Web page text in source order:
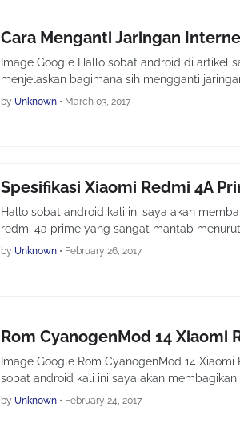
Cara Menganti Jaringan
Image Google Hallo sobat android di artikel
menjelaskan bagimana sih mengganti
by Unknown • March 03, 2017
Spesifikasi Xiaomi Redmi 4A
Hallo sobat android kali ini saya akan
redmi 4a prime yang sangat mantab
by Unknown • February 26, 2017
Rom CyanogenMod 14 Xiaomi
Image Google Rom CyanogenMod 14
sobat android kali ini saya akan membagikan
by Unknown • February 24, 2017